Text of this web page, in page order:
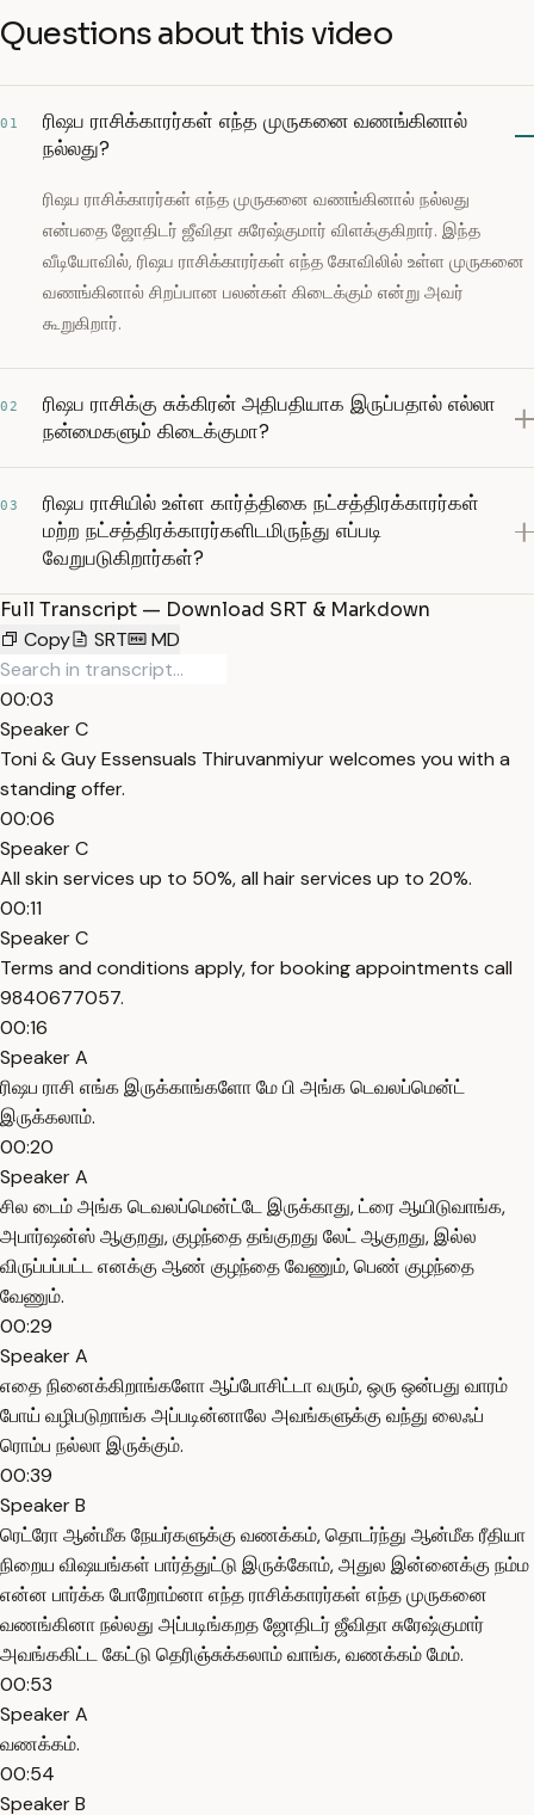
Questions about this video
01
ரிஷப ராசிக்காரர்கள் எந்த முருகனை வணங்கினால்
நல்லது?
ரிஷப ராசிக்காரர்கள் எந்த முருகனை வணங்கினால் நல்லது
என்பதை ஜோதிடர் ஜீவிதா சுரேஷ்குமார் விளக்குகிறார். இந்த
வீடியோவில், ரிஷப ராசிக்காரர்கள் எந்த கோவிலில் உள்ள முருகனை
வணங்கினால் சிறப்பான பலன்கள் கிடைக்கும் என்று அவர்
கூறுகிறார்.
02
ரிஷப ராசிக்கு சுக்கிரன் அதிபதியாக இருப்பதால் எல்லா
நன்மைகளும் கிடைக்குமா?
03
ரிஷப ராசியில் உள்ள கார்த்திகை நட்சத்திரக்காரர்கள்
மற்ற நட்சத்திரக்காரர்களிடமிருந்து எப்படி
வேறுபடுகிறார்கள்?
Full Transcript — Download SRT & Markdown
Copy
SRT MD
00:03
Speaker C
Toni & Guy Essensuals Thiruvanmiyur welcomes you with a
standing offer.
00:06
Speaker C
All skin services up to 50%, all hair services up to 20%.
00:11
Speaker C
Terms and conditions apply, for booking appointments call
9840677057.
00:16
Speaker A
ரிஷப ராசி எங்க இருக்காங்களோ மே பி அங்க டெவலப்மென்ட்
இருக்கலாம்.
00:20
Speaker A
சில டைம் அங்க டெவலப்மென்ட்டே இருக்காது, ட்ரை ஆயிடுவாங்க,
அபார்ஷன்ஸ் ஆகுறது, குழந்தை தங்குறது லேட் ஆகுறது, இல்ல
விருப்பப்பட்ட எனக்கு ஆண் குழந்தை வேணும், பெண் குழந்தை
வேணும்.
00:29
Speaker A
எதை நினைக்கிறாங்களோ ஆப்போசிட்டா வரும், ஒரு ஒன்பது வாரம்
போய் வழிபடுறாங்க அப்படின்னாலே அவங்களுக்கு வந்து லைஃப்
ரொம்ப நல்லா இருக்கும்.
00:39
Speaker B
ரெட்ரோ ஆன்மீக நேயர்களுக்கு வணக்கம், தொடர்ந்து ஆன்மீக ரீதியா
நிறைய விஷயங்கள் பார்த்துட்டு இருக்கோம், அதுல இன்னைக்கு நம்ம
என்ன பார்க்க போறோம்னா எந்த ராசிக்காரர்கள் எந்த முருகனை
வணங்கினா நல்லது அப்படிங்கறத ஜோதிடர் ஜீவிதா சுரேஷ்குமார்
அவங்ககிட்ட கேட்டு தெரிஞ்சுக்கலாம் வாங்க, வணக்கம் மேம்.
00:53
Speaker A
வணக்கம்.
00:54
Speaker B